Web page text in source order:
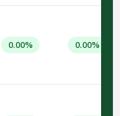
0.00% 0.00%